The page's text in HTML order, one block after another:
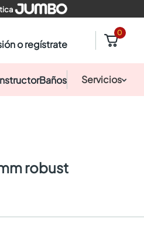
o regístrate
0
Baños Servicios
robust